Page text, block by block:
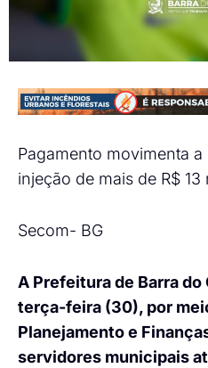
Pagamento movimenta
injeção de mais de R$ 13
Secom- BG
A Prefeitura de Barra
terça-feira (30), por
Planejamento e
servidores municipais